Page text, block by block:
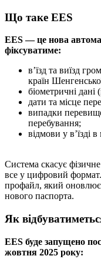
Що таке EES
EES — це нова
фіксуватиме:
в’їзд та виїзд
країн
біометричні дані
дати та місце
випадки
перебування;
відмови у в’їзді
Система скасує
все у цифровий
профайл, який
нового паспорта.
Як
EES буде запущено
жовтня 2025 року: